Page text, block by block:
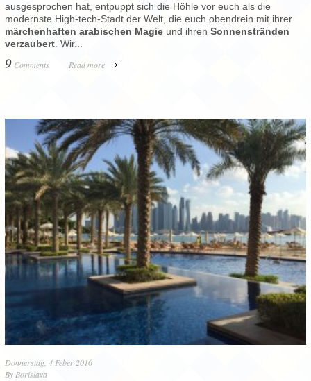
ausgesprochen hat, entpuppt sich die Höhle vor euch als die
modernste High-tech-Stadt der Welt, die euch obendrein mit ihrer
märchenhaften arabischen Magie und ihren Sonnenstränden
verzaubert . Wir...
9 Comments Read more
Donnerstag, 4 Feber 2016
By Borislava